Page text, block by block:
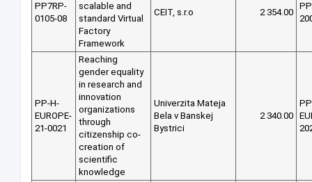
PP7RP-
0105-08
scalable and
standard Virtual
Factory
Framework
CEIT, s.r.o 2 354.00
PP-H-
EUROPE-
21-0021
Reaching
gender equality
in research and
innovation
organizations
through
citizenship co-
creation of
scientific
knowledge
Univerzita Mateja
Bela v Banskej
Bystrici
2 340.00